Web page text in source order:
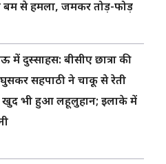
बम से हमला, जमकर तोड़-फोड़
दुस्साहस: बीसीए छात्रा की
सहपाठी ने चाकू से रेती
खुद भी हुआ लहूलुहान; इलाके में